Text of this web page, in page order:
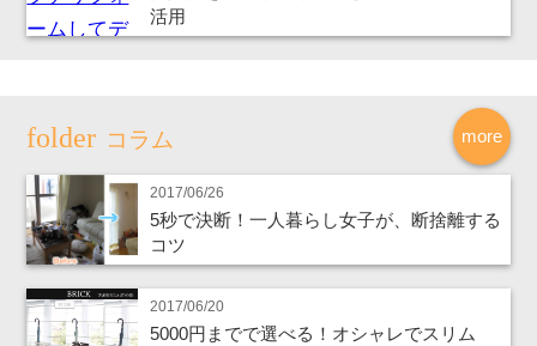
活用
more
コラム
2017/06/26
5秒で決断！一人暮らし女子が、断捨離する
コツ
2017/06/20
5000円までで選べる！オシャレでスリム